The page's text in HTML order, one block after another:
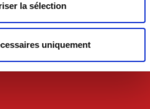
la sélection
uniquement